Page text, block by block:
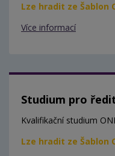
Lze hradit ze Šablon
Více informací
Studium pro
Kvalifikační studium
Lze hradit ze Šablon